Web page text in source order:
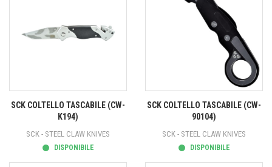
SCK COLTELLO TASCABILE (CW-
K194)
SCK - STEEL CLAW KNIVES
DISPONIBILE
SCK COLTELLO TASCABILE (CW-
90104)
SCK - STEEL CLAW KNIVES
DISPONIBILE